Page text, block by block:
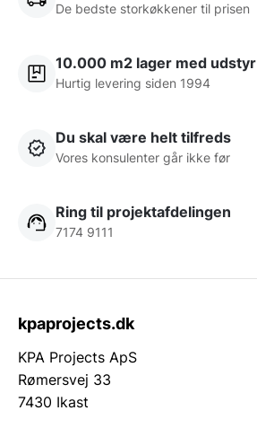
De bedste storkøkkener til prisen
10.000 m2 lager med udstyr
Hurtig levering siden 1994
Du skal være helt tilfreds
Vores konsulenter går ikke før
Ring til projektafdelingen
7174 9111
kpaprojects.dk
KPA Projects ApS
Rømersvej 33
7430 Ikast